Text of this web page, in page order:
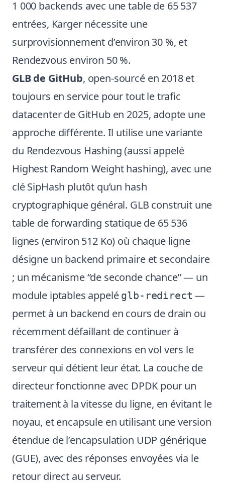
1 000 backends avec une table de 65 537
entrées, Karger nécessite une
surprovisionnement d’environ 30 %, et
Rendezvous environ 50 %.
GLB de GitHub, open-sourcé en 2018et
toujours en service pour tout le trafic
datacenter de GitHub en 2025, adopte une
approche différente. Il utilise une variante
du Rendezvous Hashing (aussi appelé
Highest Random Weight hashing), avec une
clé SipHash plutôt qu’un hash
cryptographique général. GLB construit une
table de forwarding statique de 65 536
lignes (environ 512 Ko) où chaque ligne
désigne un backend primaire et secondaire
; un mécanisme “de seconde chance” — un
module iptables appelé glb-redirect —
permet à un backend en cours de drain ou
récemment défaillant de continuer à
transférer des connexions en vol vers le
serveur qui détient leur état. La couche de
directeur fonctionne avec DPDK pour un
traitement à la vitesse du ligne, en évitant le
noyau, et encapsule en utilisant une version
étendue de l’encapsulation UDP générique
(GUE), avec des réponses envoyées via le
retour direct au serveur.